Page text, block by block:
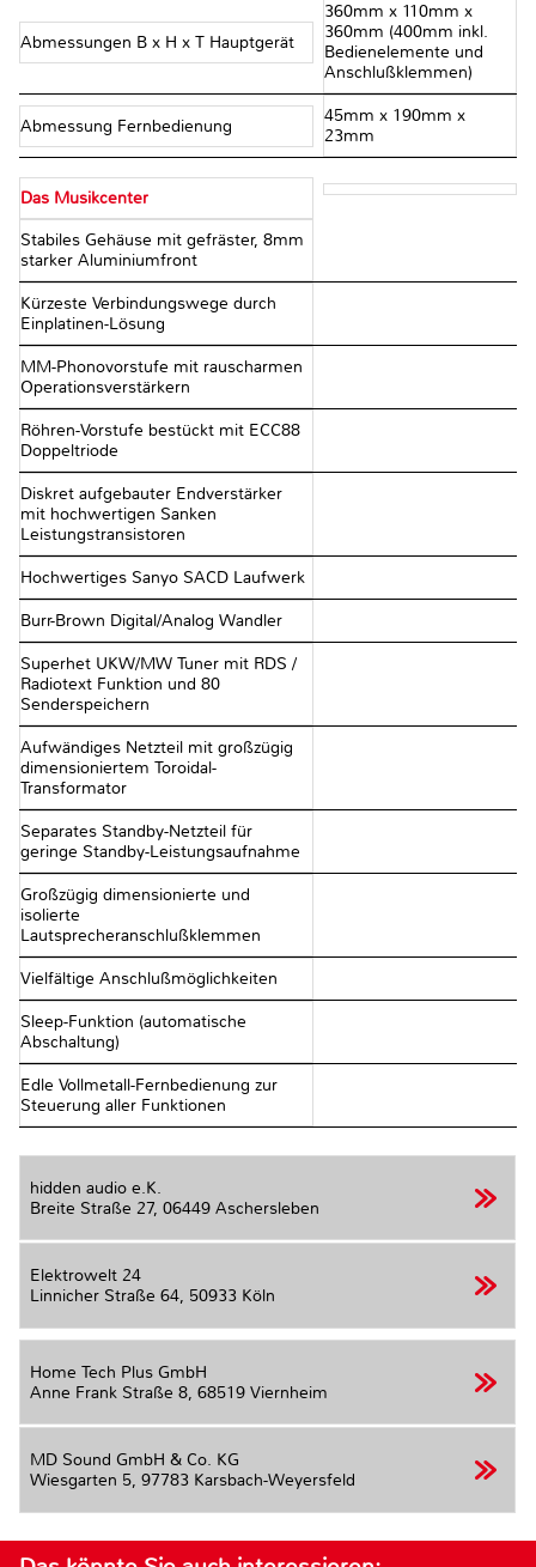
Abmessungen B x H x T Hauptgerät
360mm x 110mm x
360mm (400mm inkl.
Bedienelemente und
Anschlußklemmen)
Abmessung Fernbedienung
45mm x 190mm x
23mm
Das Musikcenter
Stabiles Gehäuse mit gefräster, 8mm
starker Aluminiumfront
Kürzeste Verbindungswege durch
Einplatinen-Lösung
MM-Phonovorstufe mit rauscharmen
Operationsverstärkern
Röhren-Vorstufe bestückt mit ECC88
Doppeltriode
Diskret aufgebauter Endverstärker
mit hochwertigen Sanken
Leistungstransistoren
Hochwertiges Sanyo SACD Laufwerk
Burr-Brown Digital/Analog Wandler
Superhet UKW/MW Tuner mit RDS /
Radiotext Funktion und 80
Senderspeichern
Aufwändiges Netzteil mit großzügig
dimensioniertem Toroidal-
Transformator
Separates Standby-Netzteil für
geringe Standby-Leistungsaufnahme
Großzügig dimensionierte und
isolierte
Lautsprecheranschlußklemmen
Vielfältige Anschlußmöglichkeiten
Sleep-Funktion (automatische
Abschaltung)
Edle Vollmetall-Fernbedienung zur
Steuerung aller Funktionen
hidden audio e.K.
Breite Straße 27, 06449 Aschersleben
Elektrowelt 24
Linnicher Straße 64, 50933 Köln
Home Tech Plus GmbH
Anne Frank Straße 8, 68519 Viernheim
MD Sound GmbH & Co. KG
Wiesgarten 5, 97783 Karsbach-Weyersfeld